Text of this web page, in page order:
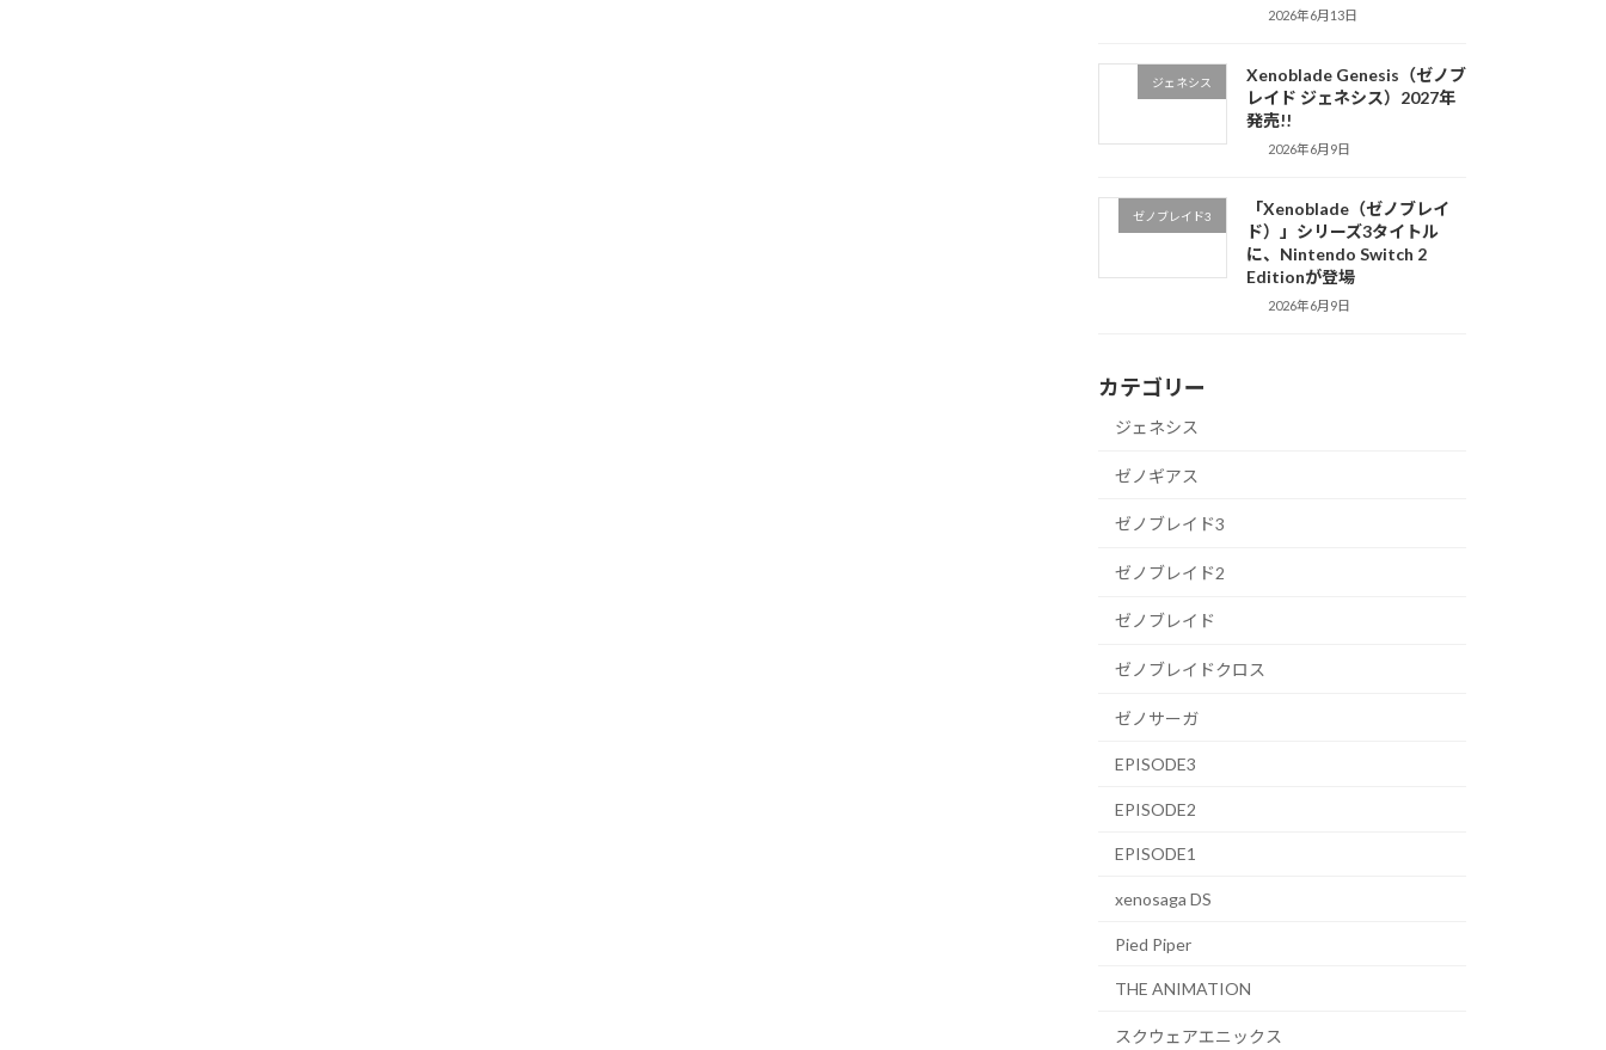
2026年6月13日
ジェネシス
Xenoblade Genesis（ゼノブ
レイド ジェネシス）2027年
発売!!
2026年6月9日
ゼノブレイド3
「Xenoblade（ゼノブレイ
ド）」シリーズ3タイトル
に、Nintendo Switch 2
Editionが登場
2026年6月9日
カテゴリー
ジェネシス
ゼノギアス
ゼノブレイド3
ゼノブレイド2
ゼノブレイド
ゼノブレイドクロス
ゼノサーガ
EPISODE3
EPISODE2
EPISODE1
xenosaga DS
Pied Piper
THE ANIMATION
スクウェアエニックス